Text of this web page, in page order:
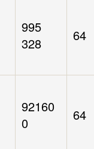
995
328
64
92160
0
64